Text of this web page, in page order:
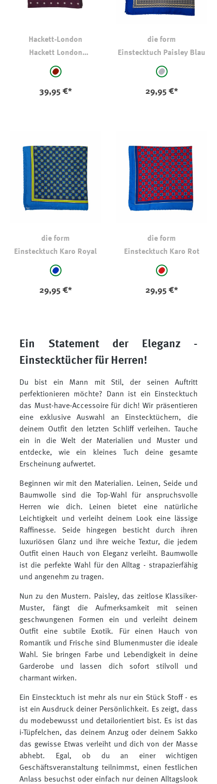
Hackett-London
Hackett London
auswählen
bordeaux
39,95 €*
die form
Einstecktuch Paisley Blau
auswählen
mittelgrau -
29,95 €*
die form
Einstecktuch Karo Royal
auswählen
blau - kariert
29,95 €*
die form
Einstecktuch Karo Rot
auswählen
rot - kariert
29,95 €*
Ein Statement der Eleganz -
Einstecktücher für Herren!
Du bist ein Mann mit Stil, der seinen Auftritt
perfektionieren möchte? Dann ist ein Einstecktuch
das Must-have-Accessoire für dich! Wir präsentieren
eine exklusive Auswahl an Einstecktüchern, die
deinem Outfit den letzten Schliff verleihen. Tauche
ein in die Welt der Materialien und Muster und
entdecke, wie ein kleines Tuch deine gesamte
Erscheinung aufwertet.
Beginnen wir mit den Materialien. Leinen, Seide und
Baumwolle sind die Top-Wahl für anspruchsvolle
Herren wie dich. Leinen bietet eine natürliche
Leichtigkeit und verleiht deinem Look eine lässige
Raffinesse. Seide hingegen besticht durch ihren
luxuriösen Glanz und ihre weiche Textur, die jedem
Outfit einen Hauch von Eleganz verleiht. Baumwolle
ist die perfekte Wahl für den Alltag - strapazierfähig
und angenehm zu tragen.
Nun zu den Mustern. Paisley, das zeitlose Klassiker-
Muster, fängt die Aufmerksamkeit mit seinen
geschwungenen Formen ein und verleiht deinem
Outfit eine subtile Exotik. Für einen Hauch von
Romantik und Frische sind Blumenmuster die ideale
Wahl. Sie bringen Farbe und Lebendigkeit in deine
Garderobe und lassen dich sofort stilvoll und
charmant wirken.
Ein Einstecktuch ist mehr als nur ein Stück Stoff - es
ist ein Ausdruck deiner Persönlichkeit. Es zeigt, dass
du modebewusst und detailorientiert bist. Es ist das
i-Tüpfelchen, das deinem Anzug oder deinem Sakko
das gewisse Etwas verleiht und dich von der Masse
abhebt. Egal, ob du an einer wichtigen
Geschäftsveranstaltung teilnimmst, einen festlichen
Anlass besuchst oder einfach nur deinen Alltagslook